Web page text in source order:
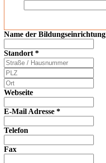
Name der Bildungseinrichtung
Standort *
Webseite
E-Mail Adresse *
Telefon
Fax